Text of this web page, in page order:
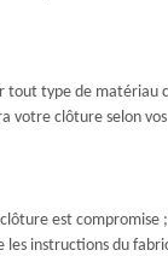
tout type de matériau
votre clôture selon vos
est compromise
les instructions du